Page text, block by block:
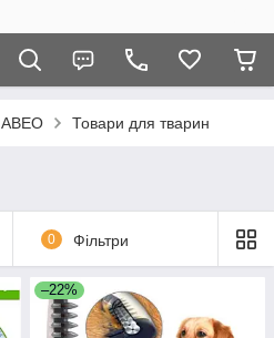
АВЕО Товари для тварин
0 Фільтри
–22%